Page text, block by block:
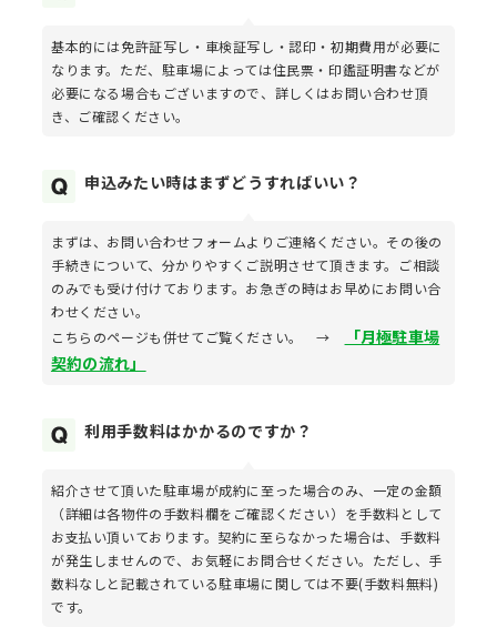
基本的には免許証写し・車検証写し・認印・初期費用が必要に
なります。ただ、駐車場によっては住民票・印鑑証明書などが
必要になる場合もございますので、詳しくはお問い合わせ頂
き、ご確認ください。
申込みたい時はまずどうすればいい？
まずは、お問い合わせフォームよりご連絡ください。その後の
手続きについて、分かりやすくご説明させて頂きます。ご相談
のみでも受け付けております。お急ぎの時はお早めにお問い合
わせください。
こちらのページも併せてご覧ください。 →
「月極駐車場
契約の流れ」
利用手数料はかかるのですか？
紹介させて頂いた駐車場が成約に至った場合のみ、一定の金額
（詳細は各物件の手数料欄をご確認ください）を手数料として
お支払い頂いております。契約に至らなかった場合は、手数料
が発生しませんので、お気軽にお問合せください。ただし、手
数料なしと記載されている駐車場に関しては不要(手数料無料)
です。